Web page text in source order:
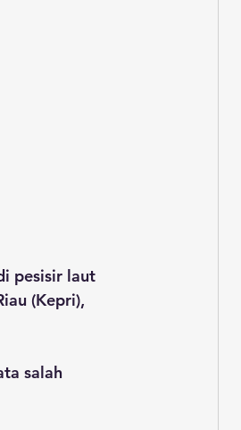
pesisir laut
(Kepri),
salah